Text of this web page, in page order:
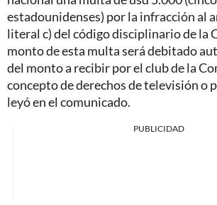
estadounidenses) por la infracción al
literal c) del código disciplinario de la
monto de esta multa será debitado
del monto a recibir por el club de la
concepto de derechos de televisión o
leyó en el comunicado.
PUBLICIDAD